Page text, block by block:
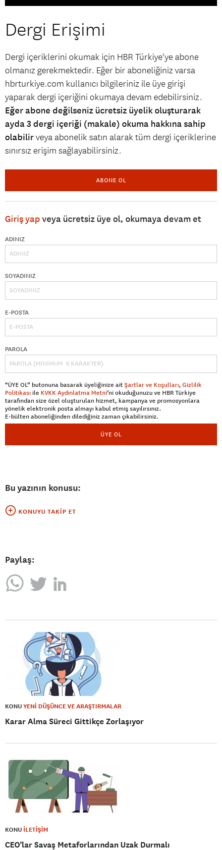
Dergi Erişimi
Dergi içeriklerini okumak için HBR Türkiye'ye abone
olmanız gerekmektedir. Eğer bir aboneliğiniz varsa
hbrturkiye.com kullanıcı bilgileriniz ile üye girişi
yaparak dergi içeriğini okumaya devam edebilirsiniz.
Eğer abone değilseniz ücretsiz üyelik oluşturarak
ayda 3 dergi içeriği (makale) okuma hakkına sahip
olabilirveya abonelik satın alarak tüm dergi içeriklerine
sınırsız erişim sağlayabilirsiniz.
ABONE OL
Giriş yap veya ücretsiz üye ol, okumaya devam et
ADINIZ
SOYADINIZ
E-POSTA
PAROLA
“ÜYE OL” butonuna basarak üyeliğinize aitŞartlar ve Koşulları, Gizlilik
Politikası ile KVKK Aydınlatma Metni’ni okuduğunuzu ve HBR Türkiye
tarafından size özel oluşturulan hizmet, kampanya ve promosyonlara
yönelik elektronik posta almayı kabul etmiş sayılırsınız.
E-bülten aboneliğinden dilediğiniz zaman çıkabilirsiniz.
ÜYE OL
Bu yazının konusu:
KONUYU TAKIP ET
Paylaş:
KONUYENİ DÜŞÜNCE VE ARAŞTIRMALAR
Karar Alma Süreci Gittikçe Zorlaşıyor
KONU İLETİŞİM
CEO’lar Savaş Metaforlarından Uzak Durmalı